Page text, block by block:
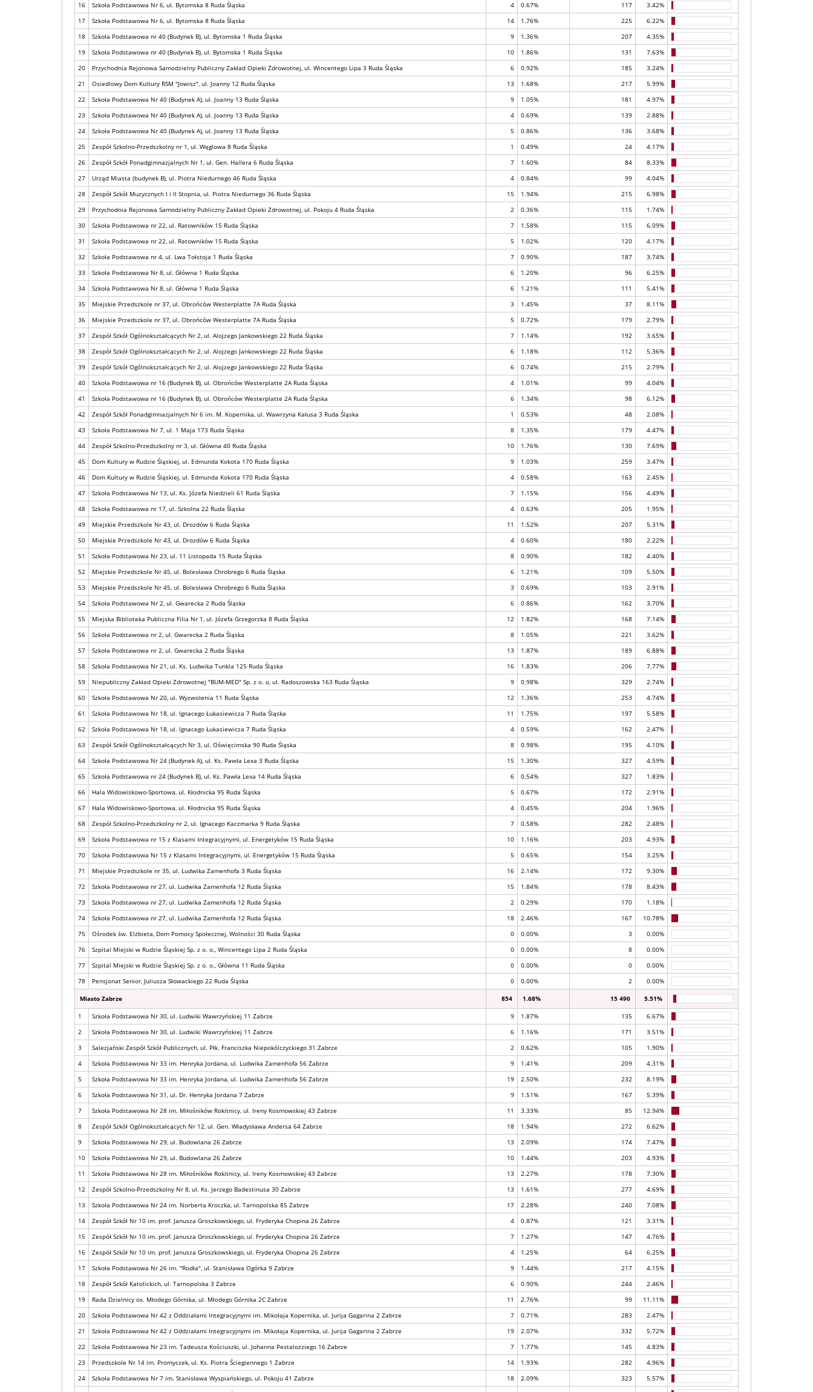
16
Szkoła Podstawowa Nr 6, ul. Bytomska 8 Ruda Śląska 4 0.67% 117
3.42%
17
Szkoła Podstawowa Nr 6, ul. Bytomska 8 Ruda Śląska 14 1.76% 225
6.22%
18
Szkoła Podstawowa nr 40 (Budynek B), ul. Bytomska 1 Ruda Śląska 9 1.36% 207
4.35%
19
Szkoła Podstawowa nr 40 (Budynek B), ul. Bytomska 1 Ruda Śląska 10 1.86% 131
7.63%
20
Przychodnia Rejonowa Samodzielny Publiczny Zakład Opieki Zdrowotnej, ul. Wincentego Lipa 3 Ruda Śląska 6 0.92% 185
3.24%
21
Osiedlowy Dom Kultury RSM "Jowisz", ul. Joanny 12 Ruda Śląska 13 1.68% 217
5.99%
22
Szkoła Podstawowa Nr 40 (Budynek A), ul. Joanny 13 Ruda Śląska 9 1.05% 181
4.97%
23
Szkoła Podstawowa Nr 40 (Budynek A), ul. Joanny 13 Ruda Śląska 4 0.69% 139
2.88%
24
Szkoła Podstawowa Nr 40 (Budynek A), ul. Joanny 13 Ruda Śląska 5 0.86% 136
3.68%
25
Zespół Szkolno-Przedszkolny nr 1, ul. Węglowa 8 Ruda Śląska 1 0.49% 24
4.17%
26
Zespół Szkół Ponadgimnazjalnych Nr 1, ul. Gen. Hallera 6 Ruda Śląska 7 1.60% 84
8.33%
27
Urząd Miasta (budynek B), ul. Piotra Niedurnego 46 Ruda Śląska 4 0.84% 99
4.04%
28
Zespół Szkół Muzycznych I i II Stopnia, ul. Piotra Niedurnego 36 Ruda Śląska 15 1.94% 215
6.98%
29
Przychodnia Rejonowa Samodzielny Publiczny Zakład Opieki Zdrowotnej, ul. Pokoju 4 Ruda Śląska 2 0.36% 115
1.74%
30
Szkoła Podstawowa nr 22, ul. Ratowników 15 Ruda Śląska 7 1.58% 115
6.09%
31
Szkoła Podstawowa nr 22, ul. Ratowników 15 Ruda Śląska 5 1.02% 120
4.17%
32
Szkoła Podstawowa nr 4, ul. Lwa Tołstoja 1 Ruda Śląska 7 0.90% 187
3.74%
33
Szkoła Podstawowa Nr 8, ul. Główna 1 Ruda Śląska 6 1.20% 96
6.25%
34
Szkoła Podstawowa Nr 8, ul. Główna 1 Ruda Śląska 6 1.21% 111
5.41%
35
Miejskie Przedszkole nr 37, ul. Obrońców Westerplatte 7A Ruda Śląska 3 1.45% 37
8.11%
36
Miejskie Przedszkole nr 37, ul. Obrońców Westerplatte 7A Ruda Śląska 5 0.72% 179
2.79%
37
Zespół Szkół Ogólnokształcących Nr 2, ul. Alojzego Jankowskiego 22 Ruda Śląska 7 1.14% 192
3.65%
38
Zespół Szkół Ogólnokształcących Nr 2, ul. Alojzego Jankowskiego 22 Ruda Śląska 6 1.18% 112
5.36%
39
Zespół Szkół Ogólnokształcących Nr 2, ul. Alojzego Jankowskiego 22 Ruda Śląska 6 0.74% 215
2.79%
40
Szkoła Podstawowa nr 16 (Budynek B), ul. Obrońców Westerplatte 2A Ruda Śląska 4 1.01% 99
4.04%
41
Szkoła Podstawowa nr 16 (Budynek B), ul. Obrońców Westerplatte 2A Ruda Śląska 6 1.34% 98
6.12%
42
Zespół Szkół Ponadgimnazjalnych Nr 6 im. M. Kopernika, ul. Wawrzyna Kałusa 3 Ruda Śląska 1 0.53% 48
2.08%
43
Szkoła Podstawowa Nr 7, ul. 1 Maja 173 Ruda Śląska 8 1.35% 179
4.47%
44
Zespół Szkolno-Przedszkolny nr 3, ul. Główna 40 Ruda Śląska 10 1.76% 130
7.69%
45
Dom Kultury w Rudzie Śląskiej, ul. Edmunda Kokota 170 Ruda Śląska 9 1.03% 259
3.47%
46
Dom Kultury w Rudzie Śląskiej, ul. Edmunda Kokota 170 Ruda Śląska 4 0.58% 163
2.45%
47
Szkoła Podstawowa Nr 13, ul. Ks. Józefa Niedzieli 61 Ruda Śląska 7 1.15% 156
4.49%
48
Szkoła Podstawowa nr 17, ul. Szkolna 22 Ruda Śląska 4 0.63% 205
1.95%
49
Miejskie Przedszkole Nr 43, ul. Drozdów 6 Ruda Śląska 11 1.52% 207
5.31%
50
Miejskie Przedszkole Nr 43, ul. Drozdów 6 Ruda Śląska 4 0.60% 180
2.22%
51
Szkoła Podstawowa Nr 23, ul. 11 Listopada 15 Ruda Śląska 8 0.90% 182
4.40%
52
Miejskie Przedszkole Nr 45, ul. Bolesława Chrobrego 6 Ruda Śląska 6 1.21% 109
5.50%
53
Miejskie Przedszkole Nr 45, ul. Bolesława Chrobrego 6 Ruda Śląska 3 0.69% 103
2.91%
54
Szkoła Podstawowa Nr 2, ul. Gwarecka 2 Ruda Śląska 6 0.86% 162
3.70%
55
Miejska Biblioteka Publiczna Filia Nr 1, ul. Józefa Grzegorzka 8 Ruda Śląska 12 1.82% 168
7.14%
56
Szkoła Podstawowa nr 2, ul. Gwarecka 2 Ruda Śląska 8 1.05% 221
3.62%
57
Szkoła Podstawowa nr 2, ul. Gwarecka 2 Ruda Śląska 13 1.87% 189
6.88%
58
Szkoła Podstawowa Nr 21, ul. Ks. Ludwika Tunkla 125 Ruda Śląska 16 1.83% 206
7.77%
59
Niepubliczny Zakład Opieki Zdrowotnej "BUM-MED" Sp. z o. o, ul. Radoszowska 163 Ruda Śląska 9 0.98% 329
2.74%
60
Szkoła Podstawowa Nr 20, ul. Wyzwolenia 11 Ruda Śląska 12 1.36% 253
4.74%
61
Szkoła Podstawowa Nr 18, ul. Ignacego Łukasiewicza 7 Ruda Śląska 11 1.75% 197
5.58%
62
Szkoła Podstawowa Nr 18, ul. Ignacego Łukasiewicza 7 Ruda Śląska 4 0.59% 162
2.47%
63
Zespół Szkół Ogólnokształcących Nr 3, ul. Oświęcimska 90 Ruda Śląska 8 0.98% 195
4.10%
64
Szkoła Podstawowa Nr 24 (Budynek A), ul. Ks. Pawła Lexa 3 Ruda Śląska 15 1.30% 327
4.59%
65
Szkoła Podstawowa nr 24 (Budynek B), ul. Ks. Pawła Lexa 14 Ruda Śląska 6 0.54% 327
1.83%
66
Hala Widowiskowo-Sportowa, ul. Kłodnicka 95 Ruda Śląska 5 0.67% 172
2.91%
67
Hala Widowiskowo-Sportowa, ul. Kłodnicka 95 Ruda Śląska 4 0.45% 204
1.96%
68
Zespół Szkolno-Przedszkolny nr 2, ul. Ignacego Kaczmarka 9 Ruda Śląska 7 0.58% 282
2.48%
69
Szkoła Podstawowa nr 15 z Klasami Integracyjnymi, ul. Energetyków 15 Ruda Śląska 10 1.16% 203
4.93%
70
Szkoła Podstawowa Nr 15 z Klasami Integracyjnymi, ul. Energetyków 15 Ruda Śląska 5 0.65% 154
3.25%
71
Miejskie Przedszkole nr 35, ul. Ludwika Zamenhofa 3 Ruda Śląska 16 2.14% 172
9.30%
72
Szkoła Podstawowa nr 27, ul. Ludwika Zamenhofa 12 Ruda Śląska 15 1.84% 178
8.43%
73
Szkoła Podstawowa nr 27, ul. Ludwika Zamenhofa 12 Ruda Śląska 2 0.29% 170
1.18%
74
Szkoła Podstawowa nr 27, ul. Ludwika Zamenhofa 12 Ruda Śląska 18 2.46% 167
10.78%
75
Ośrodek św. Elżbieta, Dom Pomocy Społecznej, Wolności 30 Ruda Śląska 0 0.00% 3
0.00%
76
Szpital Miejski w Rudzie Śląskiej Sp. z o. o., Wincentego Lipa 2 Ruda Śląska 0 0.00% 8
0.00%
77
Szpital Miejski w Rudzie Śląskiej Sp. z o. o., Główna 11 Ruda Śląska 0 0.00% 0
0.00%
78
Pensjonat Senior, Juliusza Słowackiego 22 Ruda Śląska 0 0.00% 2 0.00%
Miasto Zabrze 854 1.68% 15 490 5.51%
1 Szkoła Podstawowa Nr 30, ul. Ludwiki Wawrzyńskiej 11 Zabrze 9 1.87% 135
6.67%
2
Szkoła Podstawowa Nr 30, ul. Ludwiki Wawrzyńskiej 11 Zabrze 6 1.16% 171
3.51%
3
Salezjański Zespół Szkół Publicznych, ul. Płk. Franciszka Niepokólczyckiego 31 Zabrze 2 0.62% 105
1.90%
4
Szkoła Podstawowa Nr 33 im. Henryka Jordana, ul. Ludwika Zamenhofa 56 Zabrze 9 1.41% 209
4.31%
5
Szkoła Podstawowa Nr 33 im. Henryka Jordana, ul. Ludwika Zamenhofa 56 Zabrze 19 2.50% 232
8.19%
6
Szkoła Podstawowa Nr 31, ul. Dr. Henryka Jordana 7 Zabrze 9 1.51% 167
5.39%
7
Szkoła Podstawowa Nr 28 im. Miłośników Rokitnicy, ul. Ireny Kosmowskiej 43 Zabrze 11 3.33% 85
12.94%
8
Zespół Szkół Ogólnokształcących Nr 12, ul. Gen. Władysława Andersa 64 Zabrze 18 1.94% 272
6.62%
9
Szkoła Podstawowa Nr 29, ul. Budowlana 26 Zabrze 13 2.09% 174
7.47%
10
Szkoła Podstawowa Nr 29, ul. Budowlana 26 Zabrze 10 1.44% 203
4.93%
11
Szkoła Podstawowa Nr 28 im. Miłośników Rokitnicy, ul. Ireny Kosmowskiej 43 Zabrze 13 2.27% 178
7.30%
12
Zespół Szkolno-Przedszkolny Nr 8, ul. Ks. Jerzego Badestinusa 30 Zabrze 13 1.61% 277
4.69%
13
Szkoła Podstawowa Nr 24 im. Norberta Kroczka, ul. Tarnopolska 85 Zabrze 17 2.28% 240
7.08%
14
Zespół Szkół Nr 10 im. prof. Janusza Groszkowskiego, ul. Fryderyka Chopina 26 Zabrze 4 0.87% 121
3.31%
15
Zespół Szkół Nr 10 im. prof. Janusza Groszkowskiego, ul. Fryderyka Chopina 26 Zabrze 7 1.27% 147
4.76%
16
Zespół Szkół Nr 10 im. prof. Janusza Groszkowskiego, ul. Fryderyka Chopina 26 Zabrze 4 1.25% 64
6.25%
17
Szkoła Podstawowa Nr 26 im. "Rodła", ul. Stanisława Ogórka 9 Zabrze 9 1.44% 217
4.15%
18
Zespół Szkół Katolickich, ul. Tarnopolska 3 Zabrze 6 0.90% 244
2.46%
19
Rada Dzielnicy os. Młodego Górnika, ul. Młodego Górnika 2C Zabrze 11 2.76% 99
11.11%
20
Szkoła Podstawowa Nr 42 z Oddziałami Integracyjnymi im. Mikołaja Kopernika, ul. Jurija Gagarina 2 Zabrze 7 0.71% 283
2.47%
21
Szkoła Podstawowa Nr 42 z Oddziałami Integracyjnymi im. Mikołaja Kopernika, ul. Jurija Gagarina 2 Zabrze 19 2.07% 332
5.72%
22
Szkoła Podstawowa Nr 23 im. Tadeusza Kościuszki, ul. Johanna Pestalozziego 16 Zabrze 7 1.77% 145
4.83%
23
Przedszkole Nr 14 im. Promyczek, ul. Ks. Piotra Ściegiennego 1 Zabrze 14 1.93% 282
4.96%
24
Szkoła Podstawowa Nr 7 im. Stanisława Wyspiańskiego, ul. Pokoju 41 Zabrze 18 2.09% 323
5.57%